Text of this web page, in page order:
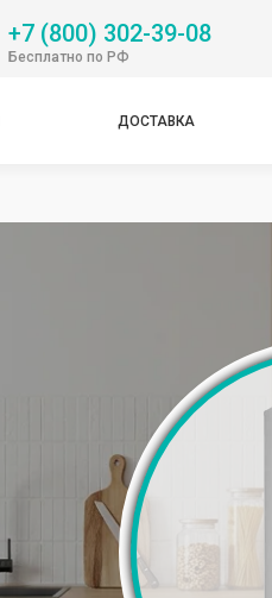
+7 (800) 302-39-08
Бесплатно по РФ
ДОСТАВКА